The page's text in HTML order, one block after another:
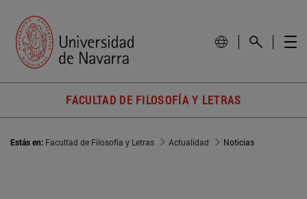
FACULTAD DE FILOSOFÍA Y LETRAS
Estás en: Facultad de Filosofía y Letras Actualidad Noticias